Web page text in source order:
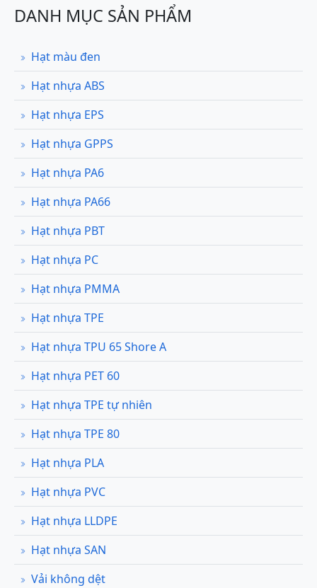
DANH MỤC SẢN PHẨM
Hạt màu đen
Hạt nhựa ABS
Hạt nhựa EPS
Hạt nhựa GPPS
Hạt nhựa PA6
Hạt nhựa PA66
Hạt nhựa PBT
Hạt nhựa PC
Hạt nhựa PMMA
Hạt nhựa TPE
Hạt nhựa TPU 65 Shore A
Hạt nhựa PET 60
Hạt nhựa TPE tự nhiên
Hạt nhựa TPE 80
Hạt nhựa PLA
Hạt nhựa PVC
Hạt nhựa LLDPE
Hạt nhựa SAN
Vải không dệt